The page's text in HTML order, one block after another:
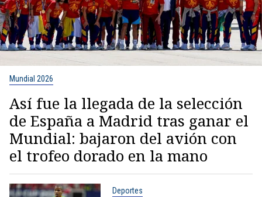
Mundial 2026
Así fue la llegada de la selección
de España a Madrid tras ganar el
Mundial: bajaron del avión con
el trofeo dorado en la mano
Deportes